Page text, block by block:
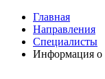
Главная
Направления
Специалисты
Информация о